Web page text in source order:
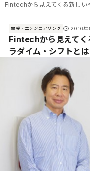
Fintechから見えてくる新しい
開発・エンジニアリング 2016年
Fintechから見えてく
ラダイム・シフトとは